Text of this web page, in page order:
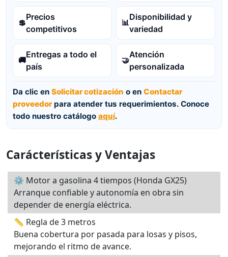
💲
Precios
competitivos
📊
Disponibilidad y
variedad
🚚
Entregas a todo el
país
🤝
Atención
personalizada
Da clic en Solicitar cotización o en Contactar
proveedorpara atender tus requerimientos. Conoce
todo nuestro catálogo aquí.
Carácterísticas y Ventajas
⚙️ Motor a gasolina 4 tiempos (Honda GX25)
Arranque confiable y autonomía en obra sin
depender de energía eléctrica.
📏 Regla de 3 metros
Buena cobertura por pasada para losas y pisos,
mejorando el ritmo de avance.